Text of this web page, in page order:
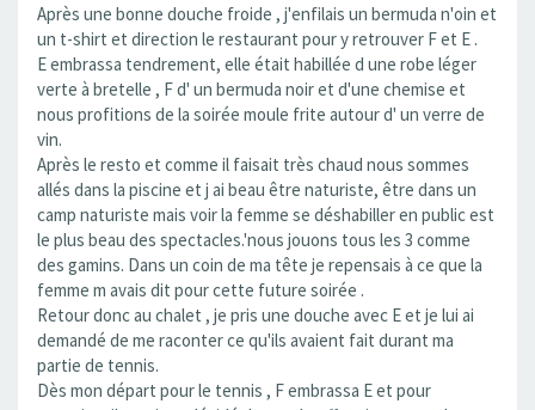
Après une bonne douche froide , j'enfilais un bermuda n'oin et
un t-shirt et direction le restaurant pour y retrouver F et E .
E embrassa tendrement, elle était habillée d une robe léger
verte à bretelle , F d' un bermuda noir et d'une chemise et
nous profitions de la soirée moule frite autour d' un verre de
vin.
Après le resto et comme il faisait très chaud nous sommes
allés dans la piscine et j ai beau être naturiste, être dans un
camp naturiste mais voir la femme se déshabiller en public est
le plus beau des spectacles.'nous jouons tous les 3 comme
des gamins. Dans un coin de ma tête je repensais à ce que la
femme m avais dit pour cette future soirée .
Retour donc au chalet , je pris une douche avec E et je lui ai
demandé de me raconter ce qu'ils avaient fait durant ma
partie de tennis.
Dès mon départ pour le tennis , F embrassa E et pour